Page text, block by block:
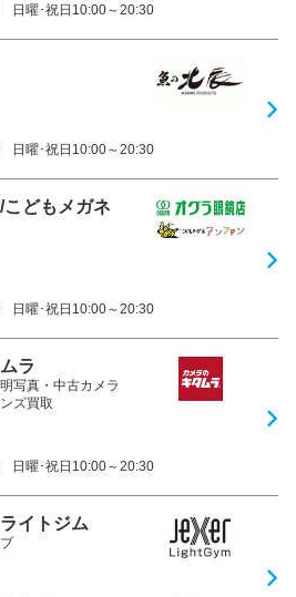
日曜･祝日10:00～20:30
日曜･祝日10:00～20:30
どもメガネ
日曜･祝日10:00～20:30
ラ
写真・中古カメラ
ズ買取
日曜･祝日10:00～20:30
イトジム